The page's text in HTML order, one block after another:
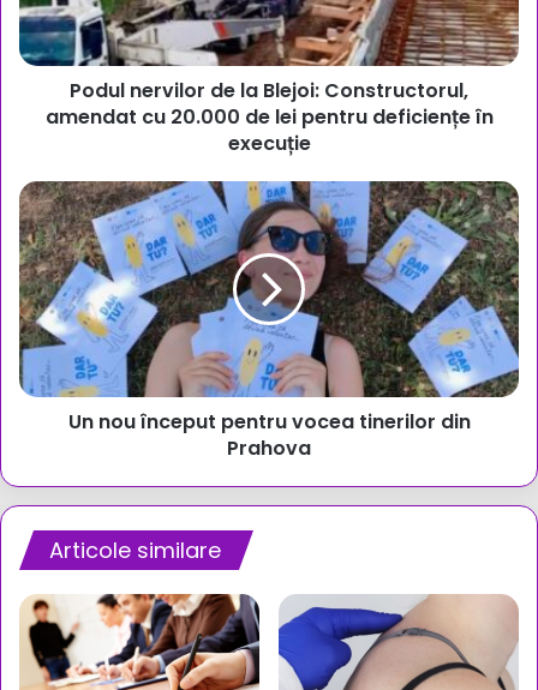
amendat
cu
20.000
în
execuție
Podul nervilor de la Blejoi: Constructorul,
amendat cu 20.000 de lei pentru deficiențe în
execuție
Un
nou
început
pentru
vocea
tinerilor
din
Prahova
Un nou început pentru vocea tinerilor din
Prahova
Articole similare